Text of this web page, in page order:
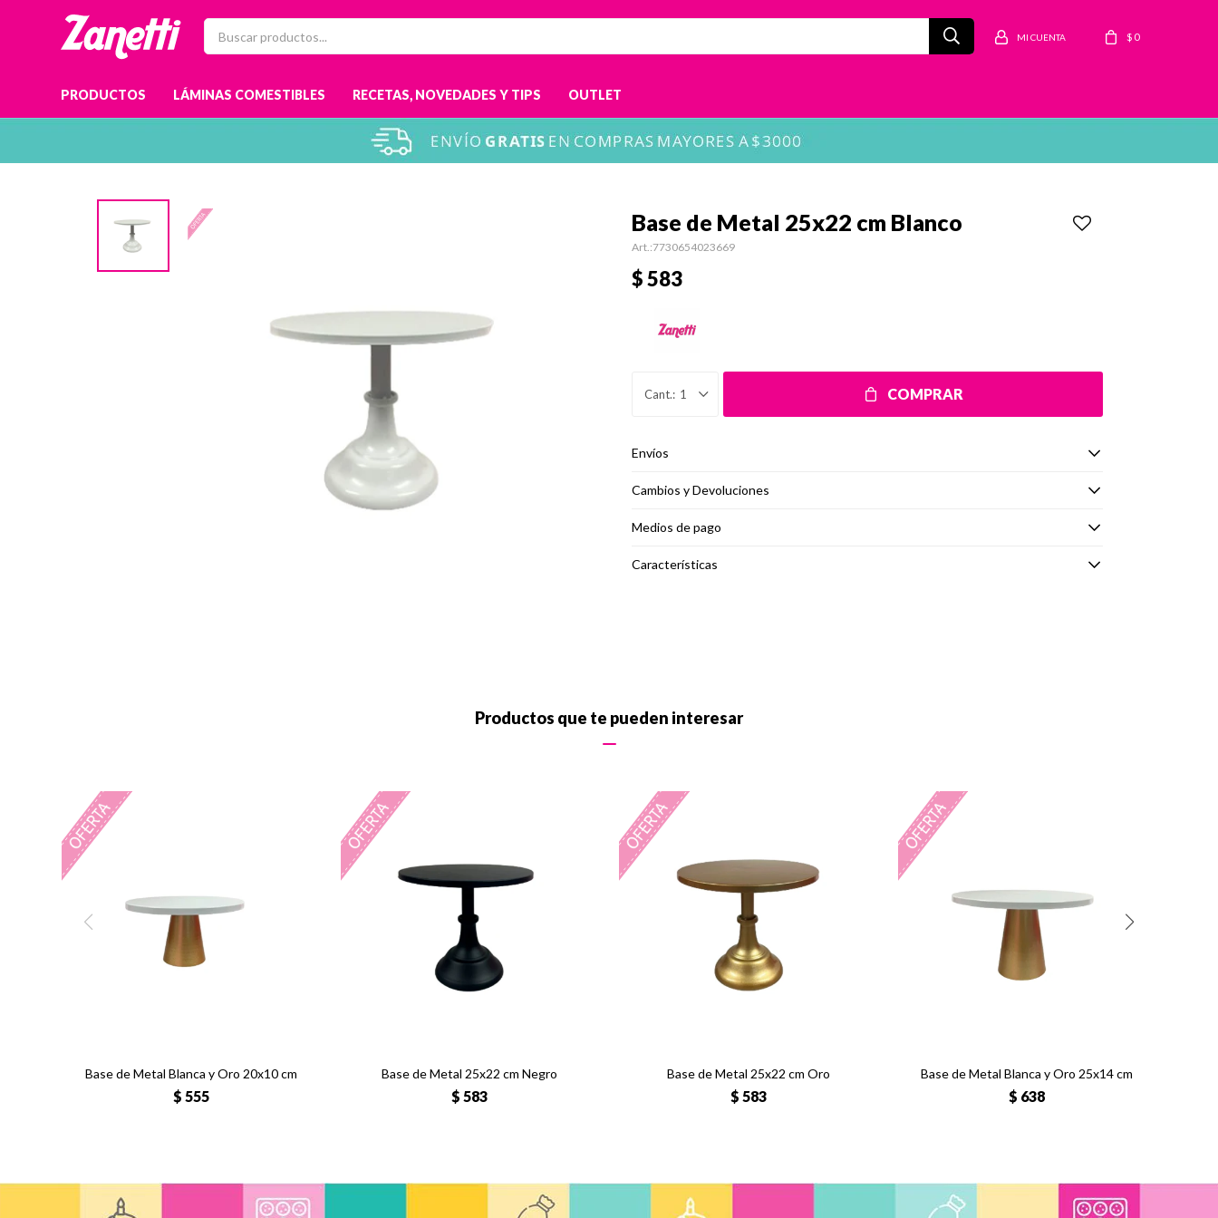
PRODUCTOS LÁMINAS COMESTIBLES RECETAS, NOVEDADES Y TIPS OUTLET
$ 0
Base de Metal 25x22 cm Blanco
7730654023669
$583
1 COMPRAR
Envíos
Cambios y Devoluciones
Medios de pago
Características
Productos que te pueden interesar
Base de Metal Blanca y Oro 20x10 cm
$ 555
Base de Metal 25x22 cm Negro
$ 583
Base de Metal 25x22 cm Oro
$ 583
Base de Metal Blanca y Oro 25x14 cm
$ 638